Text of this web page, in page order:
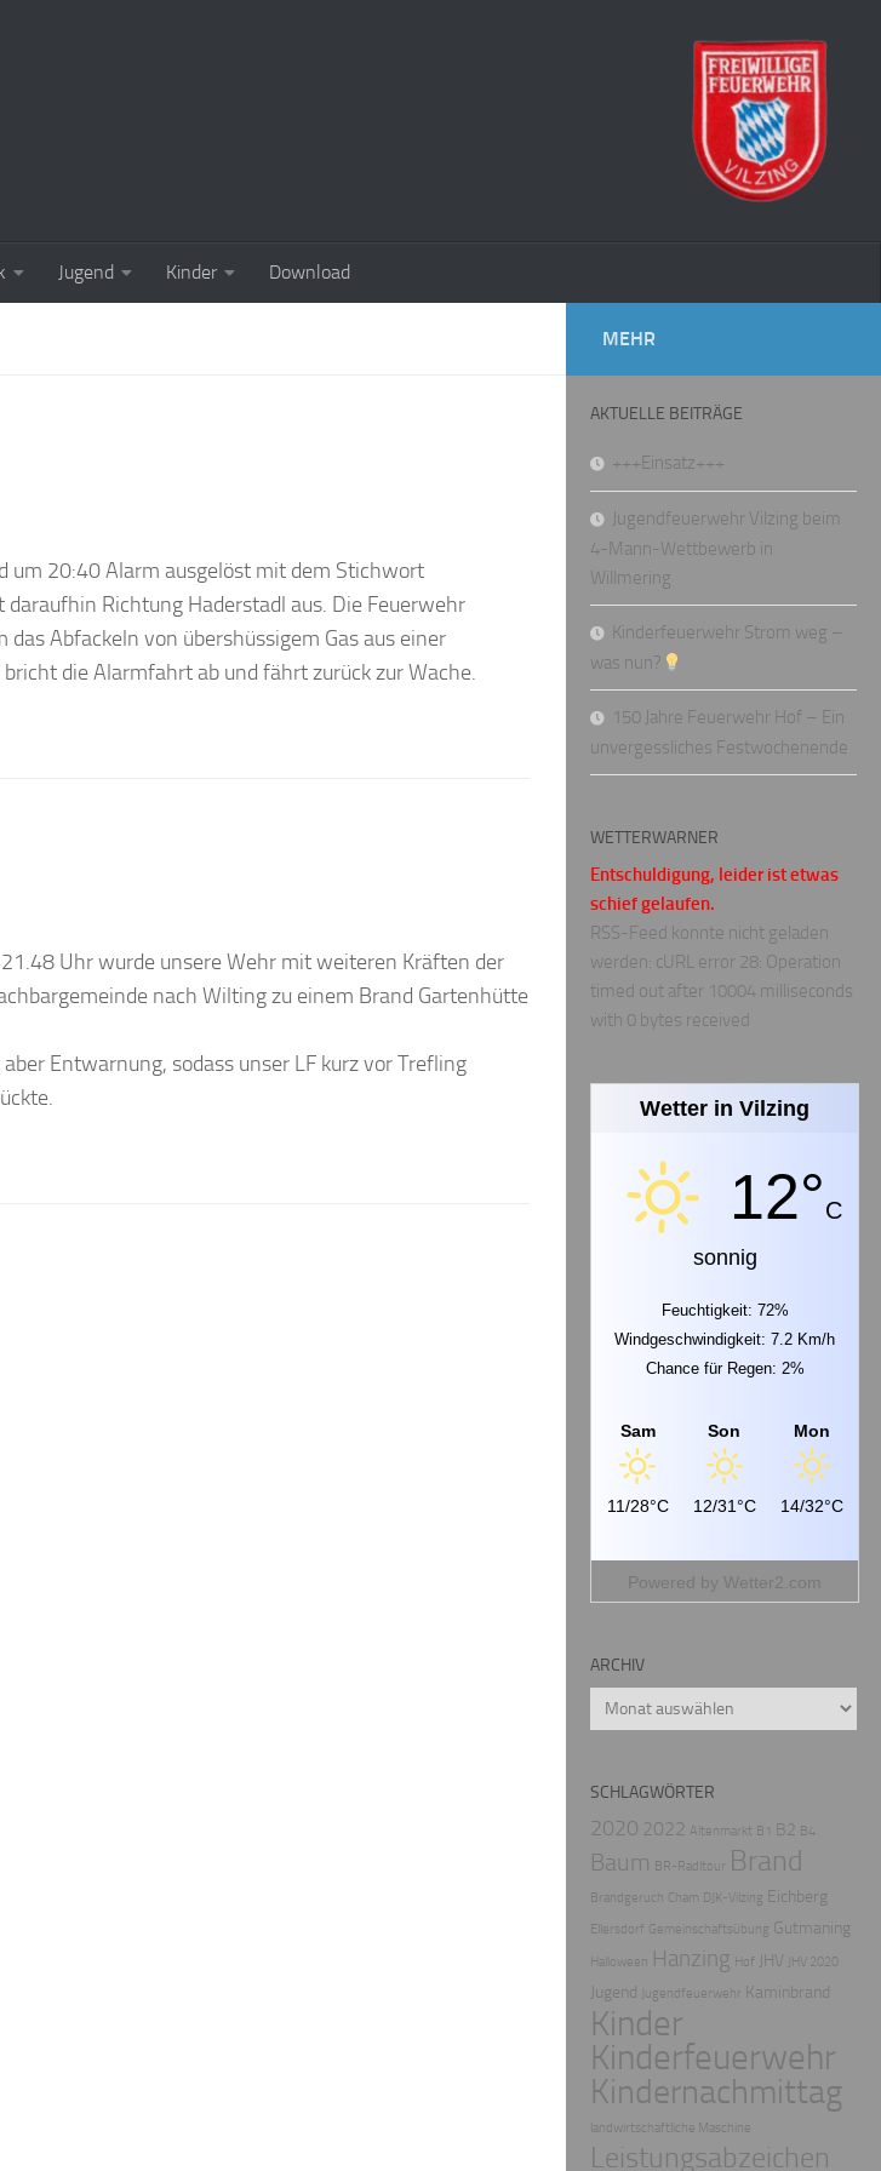
Jugend Kinder Download
um 20:40 Alarm ausgelöst mit dem Stichwort
daraufhin Richtung Haderstadl aus. Die Feuerwehr
das Abfackeln von übershüssigem Gas aus einer
die Alarmfahrt ab und fährt zurück zur Wache.
Uhr wurde unsere Wehr mit weiteren Kräften der
nach Wilting zu einem Brand Gartenhütte
Entwarnung, sodass unser LF kurz vor Trefling
MEHR
AKTUELLE BEITRÄGE
+++Einsatz+++
Jugendfeuerwehr Vilzing beim
4-Mann-Wettbewerb in
Willmering
Kinderfeuerwehr Strom weg –
was nun?
150 Jahre Feuerwehr Hof – Ein
unvergessliches Festwochenende
WETTERWARNER
Entschuldigung, leider ist etwas
schief gelaufen.
RSS-Feed konnte nicht geladen
werden: cURL error 28: Operation
timed out after 10004 milliseconds
with 0 bytes received
Wetter in Vilzing
12°C
sonnig
Feuchtigkeit: 72%
Windgeschwindigkeit: 7.2 Km/h
Chance für Regen: 2%
Sam
11/28°C
Son
12/31°C
Mon
14/32°C
Powered by Wetter2.com
ARCHIV
Archiv
SCHLAGWÖRTER
2020 2022 Altenmarkt B1 B2 B4
Baum BR-Radltour Brand
Brandgeruch Cham DJK-Vilzing Eichberg
Ellersdorf Gemeinschaftsübung Gutmaning
Halloween Hanzing Hof JHV JHV 2020
Jugend Jugendfeuerwehr Kaminbrand
Kinder
Kinderfeuerwehr
Kindernachmittag
landwirtschaftliche Maschine
Leistungsabzeichen